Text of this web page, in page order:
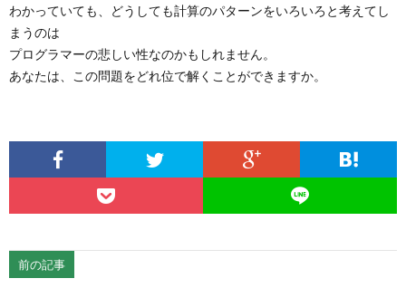
わかっていても、どうしても計算のパターンをいろいろと考えてし
まうのは
プログラマーの悲しい性なのかもしれません。
あなたは、この問題をどれ位で解くことができますか。
前の記事